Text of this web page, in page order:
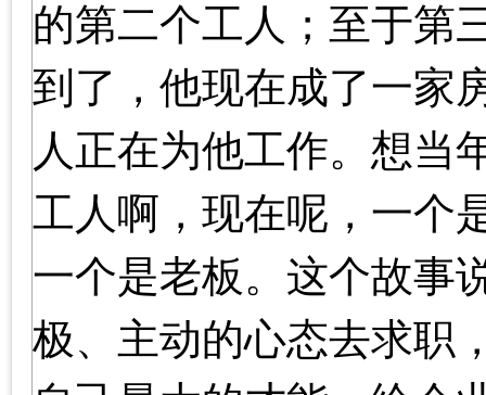
的第二个工人；至于第
到了，他现在成了一家
人正在为他工作。想当
工人啊，现在呢，一个
一个是老板。这个故事
极、主动的心态去求职